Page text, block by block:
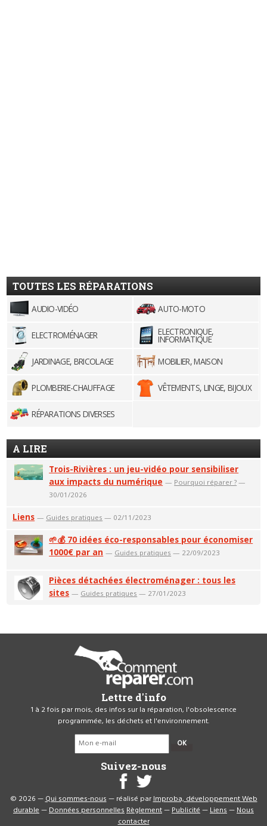
TOUTES LES RÉPARATIONS
AUDIO-VIDÉO AUTO-MOTO
ELECTROMÉNAGER ELECTRONIQUE,
INFORMATIQUE
JARDINAGE, BRICOLAGE
MOBILIER, MAISON
PLOMBERIE-CHAUFFAGE VÊTEMENTS, LINGE, BIJOUX
RÉPARATIONS DIVERSES
A LIRE
Trois-Rivières : un jeu-vidéo pour sensibiliser
aux impacts du numérique — Pourquoi réparer ? —
30/01/2026
Liens — Guides pratiques — 02/11/2023
🌱💰 70 idées éco-responsables pour économiser
1000€ par an — Guides pratiques — 22/09/2023
Pièces détachées électroménager : tous les
sites — Guides pratiques — 27/01/2023
Lettre d'info
1 à 2 fois par mois, des infos sur la réparation, l'obsolescence
programmée, les déchets et l'environnement.
OK
Suivez-nous
© 2026 —Qui sommes-nous— réalisé parImproba, développement Web
durable—Données personnellesRèglement—Publicité—Liens—Nous
contacter